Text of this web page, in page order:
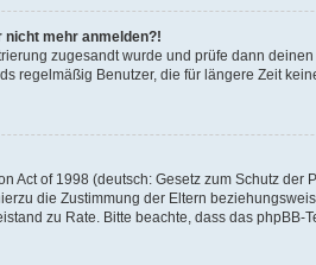
mehr anmelden?!
zugesandt wurde und prüfe dann
regelmäßig Benutzer, die für längere Zeit
Act of 1998 (deutsch: Gesetz zum Schutz
die Zustimmung der Eltern
zu Rate. Bitte beachte, dass das